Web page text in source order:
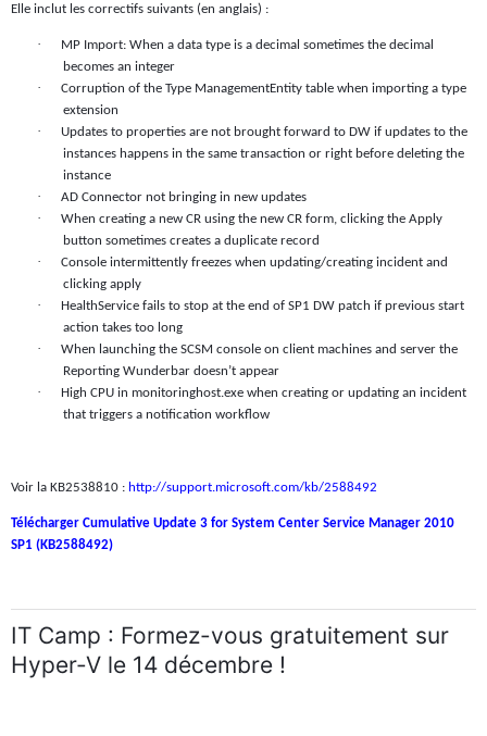
Elle inclut les correctifs suivants (en anglais) :
·
MP Import: When a data type is a decimal sometimes the decimal
becomes an integer
·
Corruption of the Type ManagementEntity table when importing a type
extension
·
Updates to properties are not brought forward to DW if updates to the
instances happens in the same transaction or right before deleting the
instance
· AD Connector not bringing in new updates
·
When creating a new CR using the new CR form, clicking the Apply
button sometimes creates a duplicate record
·
Console intermittently freezes when updating/creating incident and
clicking apply
·
HealthService fails to stop at the end of SP1 DW patch if previous start
action takes too long
·
When launching the SCSM console on client machines and server the
Reporting Wunderbar doesn’t appear
·
High CPU in monitoringhost.exe when creating or updating an incident
that triggers a notification workflow
Voir la KB2538810 : http://support.microsoft.com/kb/2588492
Télécharger Cumulative Update 3 for System Center Service Manager 2010
SP1 (KB2588492)
IT Camp : Formez-vous gratuitement sur
Hyper-V le 14 décembre !